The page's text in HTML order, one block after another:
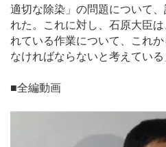
適切な除染」の問題について
れた。これに対し、石原大臣
れている作業について、これ
なければならないと考えている
■全編動画